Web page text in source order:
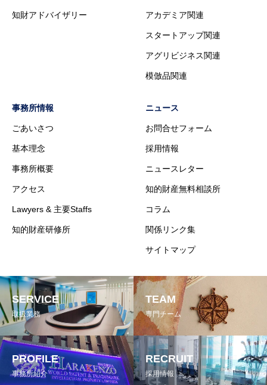
知財アドバイザリー アカデミア関連
スタートアップ関連
アグリビジネス関連
模倣品関連
事務所情報
ごあいさつ
基本理念
事務所概要
アクセス
Lawyers & 主要Staffs
知的財産研修所
ニュース
お問合せフォーム
採用情報
ニュースレター
知的財産無料相談所
コラム
関係リンク集
サイトマップ
SERVICE
取扱業務
TEAM
専門チーム
PROFILE
事務所紹介
RECRUIT
採用情報